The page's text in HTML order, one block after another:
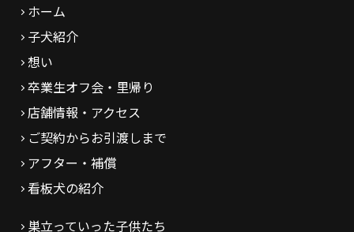
ホーム
子犬紹介
想い
卒業生オフ会・里帰り
店舗情報・アクセス
ご契約からお引渡しまで
アフター・補償
看板犬の紹介
巣立っていった子供たち